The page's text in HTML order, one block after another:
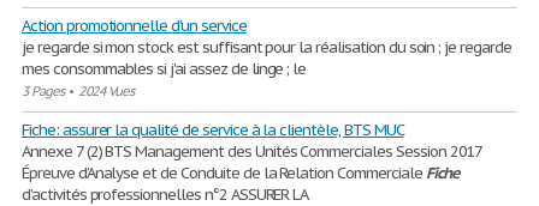
Action promotionnelle d'un service
je regarde si mon stock est suffisant pour la réalisation du soin ; je regarde
mes consommables si j'ai assez de linge ; le
3 Pages• 2024 Vues
Fiche: assurer la qualité de service à la clientèle, BTS MUC
Annexe 7 (2) BTS Management des Unités Commerciales Session 2017
Épreuve d’Analyse et de Conduite de la Relation Commerciale Fiche
d’activités professionnelles n°2 ASSURER LA